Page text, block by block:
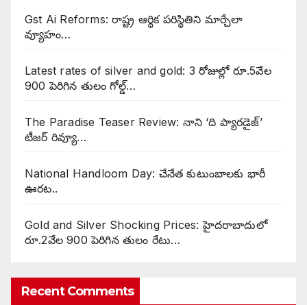
Gst Ai Reforms: రాష్ట్ర ఆర్థిక పరిస్థితిని మార్చేలా
వ్యూహం…
Latest rates of silver and gold: 3 రోజుల్లో రూ.5వేల
900 పెరిగిన తులం గోల్డ్…
The Paradise Teaser Review: నాని ‘ది ప్యారడైజ్’
టీజర్ రివ్యూ…
National Handloom Day: చేనేత కుటుంబాలకు భారీ
ఊరట..
Gold and Silver Shocking Prices: హైదరాబాదులో
రూ.2వేల 900 పెరిగిన తులం రేటు…
Recent Comments